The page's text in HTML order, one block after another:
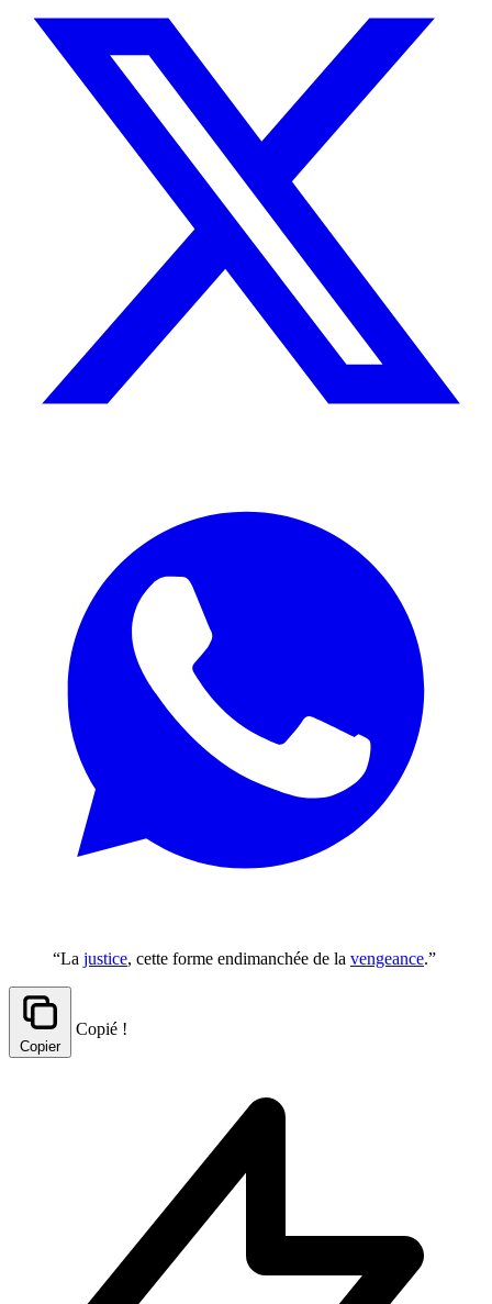
“La justice, cette forme endimanchée de la vengeance.”
Copier
Copié !